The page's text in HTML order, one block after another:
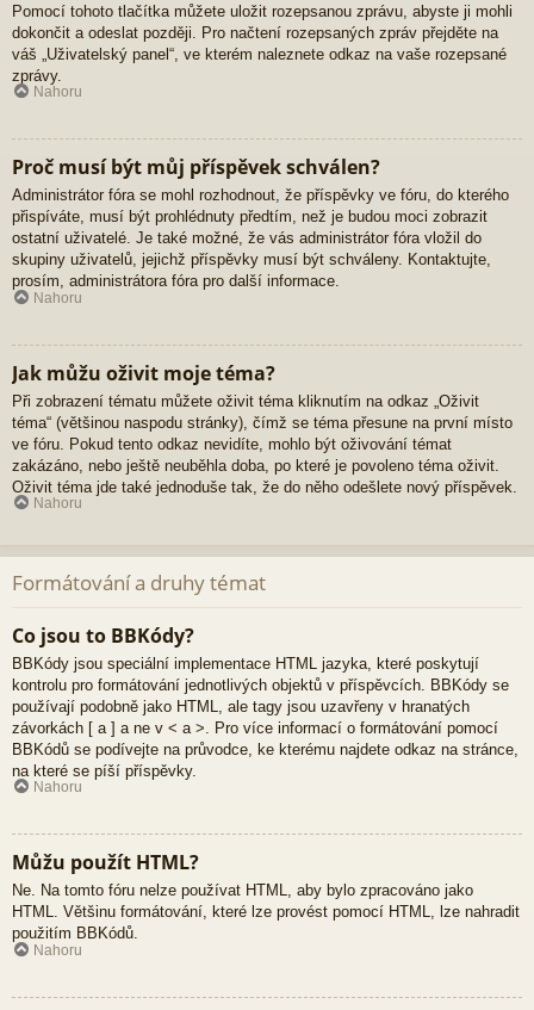
Pomocí tohoto tlačítka můžete uložit rozepsanou zprávu, abyste ji mohli
dokončit a odeslat později. Pro načtení rozepsaných zpráv přejděte na
váš „Uživatelský panel“, ve kterém naleznete odkaz na vaše rozepsané
zprávy.
Nahoru
Proč musí být můj příspěvek schválen?
Administrátor fóra se mohl rozhodnout, že příspěvky ve fóru, do kterého
přispíváte, musí být prohlédnuty předtím, než je budou moci zobrazit
ostatní uživatelé. Je také možné, že vás administrátor fóra vložil do
skupiny uživatelů, jejichž příspěvky musí být schváleny. Kontaktujte,
prosím, administrátora fóra pro další informace.
Nahoru
Jak můžu oživit moje téma?
Při zobrazení tématu můžete oživit téma kliknutím na odkaz „Oživit
téma“ (většinou naspodu stránky), čímž se téma přesune na první místo
ve fóru. Pokud tento odkaz nevidíte, mohlo být oživování témat
zakázáno, nebo ještě neuběhla doba, po které je povoleno téma oživit.
Oživit téma jde také jednoduše tak, že do něho odešlete nový příspěvek.
Nahoru
Formátování a druhy témat
Co jsou to BBKódy?
BBKódy jsou speciální implementace HTML jazyka, které poskytují
kontrolu pro formátování jednotlivých objektů v příspěvcích. BBKódy se
používají podobně jako HTML, ale tagy jsou uzavřeny v hranatých
závorkách [ a ] a ne v < a >. Pro více informací o formátování pomocí
BBKódů se podívejte na průvodce, ke kterému najdete odkaz na stránce,
na které se píší příspěvky.
Nahoru
Můžu použít HTML?
Ne. Na tomto fóru nelze používat HTML, aby bylo zpracováno jako
HTML. Většinu formátování, které lze provést pomocí HTML, lze nahradit
použitím BBKódů.
Nahoru